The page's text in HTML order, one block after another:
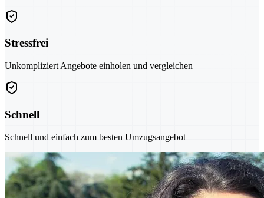
Stressfrei
Unkompliziert Angebote einholen und vergleichen
Schnell
Schnell und einfach zum besten Umzugsangebot